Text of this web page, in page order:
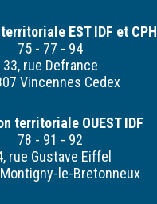
EST IDF et CPH
75 - 77 - 94
33, rue Defrance
Vincennes Cedex
territoriale OUEST IDF
78 - 91 - 92
rue Gustave Eiffel
le-Bretonneux